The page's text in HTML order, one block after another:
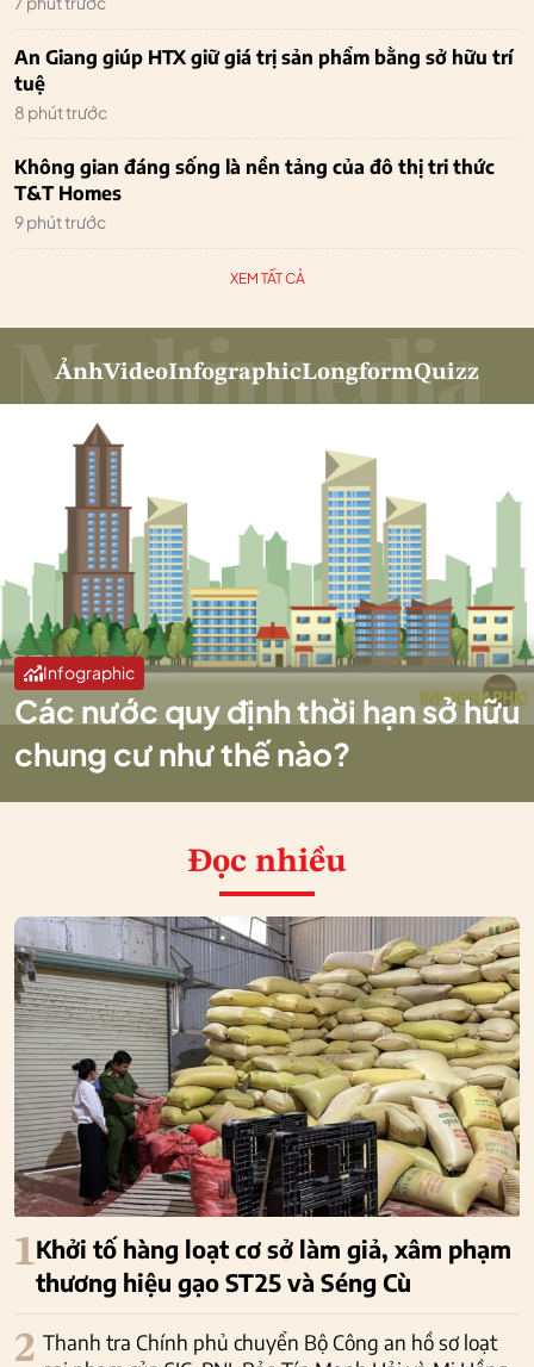
An Giang giúp HTX giữ giá trị sản phẩm bằng sở hữu trí
tuệ
8 phút trước
Không gian đáng sống là nền tảng của đô thị tri thức
T&T Homes
9 phút trước
XEM TẤT CẢ
ẢnhVideoInfographicLongformQuizz
Infographic
Các nước quy định thời hạn sở hữu
chung cư như thế nào?
Đọc nhiều
1Khởi tố hàng loạt cơ sở làm giả, xâm phạm
thương hiệu gạo ST25 và Séng Cù
2 Thanh tra Chính phủ chuyển Bộ Công an hồ sơ loạt